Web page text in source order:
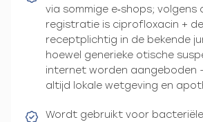
via sommige e‑shops; volgens
registratie is ciprofloxacin +
receptplichtig in de bekende
hoewel generieke otische
internet worden aangeboden
altijd lokale wetgeving en
Wordt gebruikt voor